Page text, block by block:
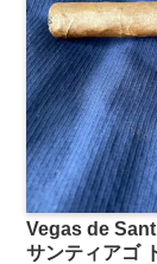
Vegas de
サンティアゴ